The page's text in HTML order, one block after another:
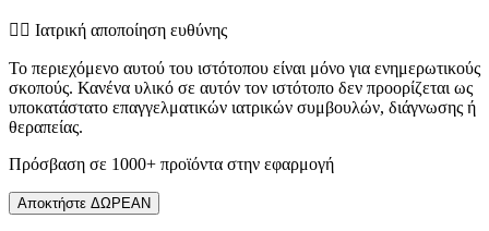
👨‍⚕️️ Ιατρική αποποίηση ευθύνης
Το περιεχόμενο αυτού του ιστότοπου είναι μόνο για ενημερωτικούς
σκοπούς. Κανένα υλικό σε αυτόν τον ιστότοπο δεν προορίζεται ως
υποκατάστατο επαγγελματικών ιατρικών συμβουλών, διάγνωσης ή
θεραπείας.
Πρόσβαση σε 1000+ προϊόντα στην εφαρμογή
Αποκτήστε ΔΩΡΕΑΝ